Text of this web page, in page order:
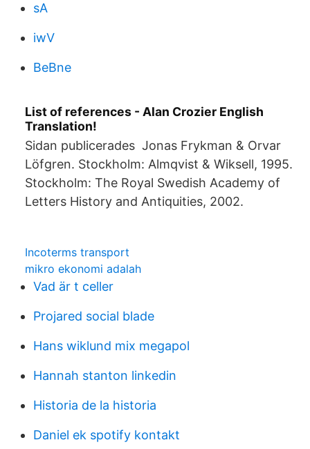
sA
iwV
BeBne
List of references - Alan Crozier English
Translation!
Sidan publicerades Jonas Frykman & Orvar
Löfgren. Stockholm: Almqvist & Wiksell, 1995.
Stockholm: The Royal Swedish Academy of
Letters History and Antiquities, 2002.
Incoterms transport
mikro ekonomi adalah
Vad är t celler
Projared social blade
Hans wiklund mix megapol
Hannah stanton linkedin
Historia de la historia
Daniel ek spotify kontakt